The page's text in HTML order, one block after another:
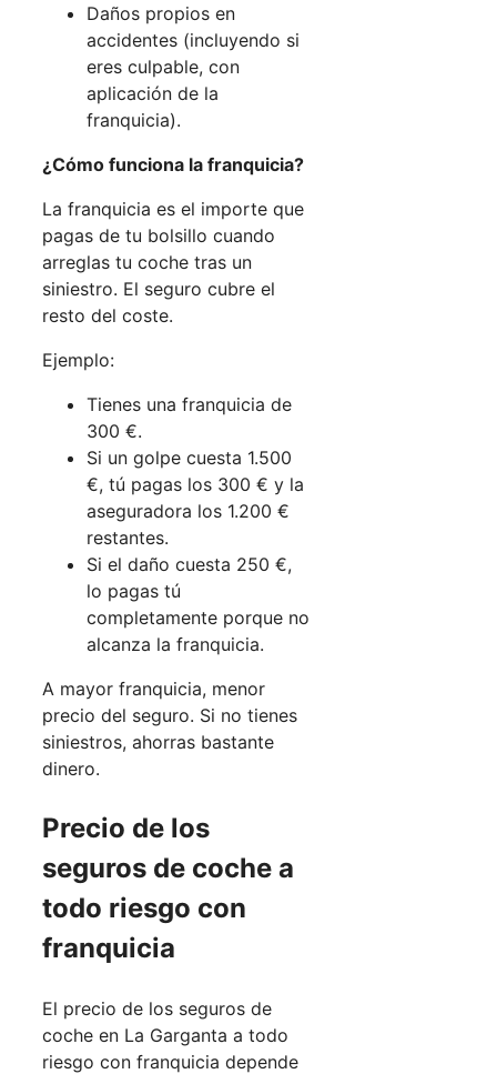
Daños propios en
accidentes (incluyendo si
eres culpable, con
aplicación de la
franquicia).
¿Cómo funciona la franquicia?
La franquicia es el importe que
pagas de tu bolsillo cuando
arreglas tu coche tras un
siniestro. El seguro cubre el
resto del coste.
Ejemplo:
Tienes una franquicia de
300 €.
Si un golpe cuesta 1.500
€, tú pagas los 300 € y la
aseguradora los 1.200 €
restantes.
Si el daño cuesta 250 €,
lo pagas tú
completamente porque no
alcanza la franquicia.
A mayor franquicia, menor
precio del seguro. Si no tienes
siniestros, ahorras bastante
dinero.
Precio de los
seguros de coche a
todo riesgo con
franquicia
El precio de los seguros de
coche en La Garganta a todo
riesgo con franquicia depende